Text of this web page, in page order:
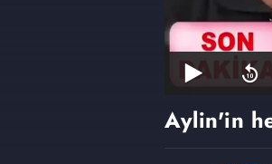
Aylin'in